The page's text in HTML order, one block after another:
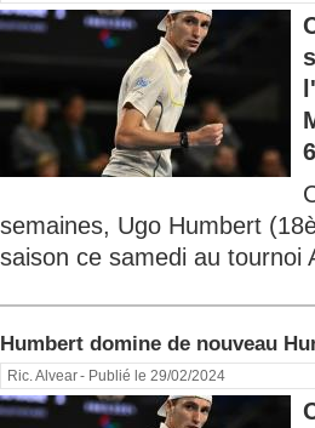
semaines, Ugo Humbert
saison ce samedi au tournoi
Humbert domine de nouveau
Ric. Alvear- Publié le 29/02/2024